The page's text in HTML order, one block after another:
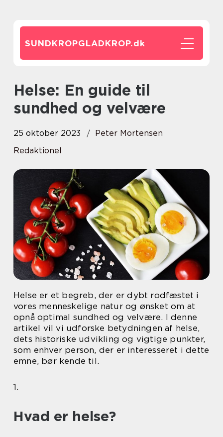
SUNDKROPGLADKROP.dk
Helse: En guide til
sundhed og velvære
25 oktober 2023
Peter Mortensen
Redaktionel
Helse er et begreb, der er dybt rodfæstet i
vores menneskelige natur og ønsket om at
opnå optimal sundhed og velvære. I denne
artikel vil vi udforske betydningen af helse,
dets historiske udvikling og vigtige punkter,
som enhver person, der er interesseret i dette
emne, bør kende til.
1.
Hvad er helse?